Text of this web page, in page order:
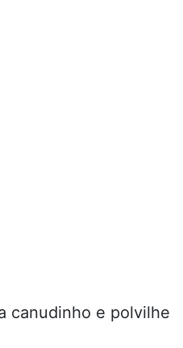
canudinho e polvilhe